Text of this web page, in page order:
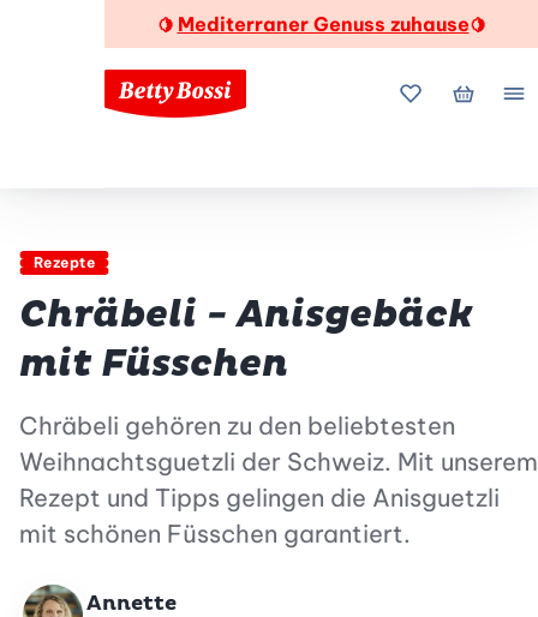
🍋 Mediterraner Genuss zuhause🍋
MeineMein
Rezepte
Chräbeli - Anisgebäck
mit Füsschen
Chräbeli gehören zu den beliebtesten
Weihnachtsguetzli der Schweiz. Mit unserem
Rezept und Tipps gelingen die Anisguetzli
mit schönen Füsschen garantiert.
Annette